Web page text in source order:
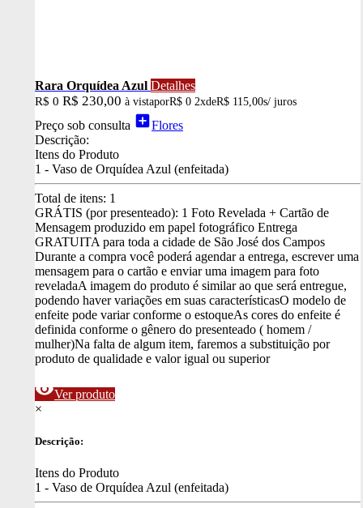
Rara Orquídea Azul Detalhes
R$ 0 R$ 230,00 à vistaporR$ 0 2xdeR$ 115,00s/ juros
Preço sob consulta add_boxFlores
Descrição:
Itens do Produto
1 - Vaso de Orquídea Azul (enfeitada)
Total de itens: 1
GRÁTIS (por presenteado): 1 Foto Revelada + Cartão de
Mensagem produzido em papel fotográfico Entrega
GRATUITA para toda a cidade de São José dos Campos
Durante a compra você poderá agendar a entrega, escrever uma
mensagem para o cartão e enviar uma imagem para foto
reveladaA imagem do produto é similar ao que será entregue,
podendo haver variações em suas característicasO modelo de
enfeite pode variar conforme o estoqueAs cores do enfeite é
definida conforme o gênero do presenteado ( homem /
mulher)Na falta de algum item, faremos a substituição por
produto de qualidade e valor igual ou superior
visibilityVer produto
×
Descrição:
Itens do Produto
1 - Vaso de Orquídea Azul (enfeitada)